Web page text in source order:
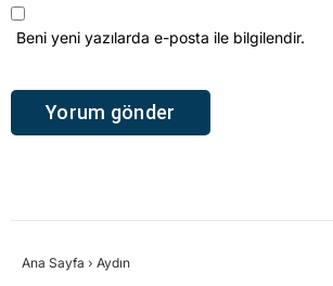
Beni yeni yazılarda e-posta ile bilgilendir.
Ana Sayfa › Aydın